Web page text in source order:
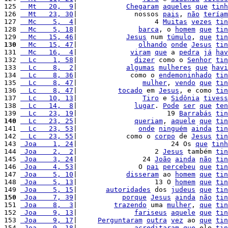
125
  Mt   20,  9
Chegaram aqueles que
126
  Mt   23, 30
|              nossos pais , não
127
  Mc    5,  4
|                   4 Muitas vezes
128
  Mc    5, 18
barca , o homem que
129
  Mc   15, 46
Jesus num túmulo , que
130
  Mc   15, 47
olhando onde Jesus
131
  Mc   16,  4
viram que a pedra já
132
  Lc    1, 58
dizer como o Senhor
133
  Lc    8,  2
algumas mulheres que
134
  Lc    8, 36
|             como o endemoninhado
135
  Lc    8, 47
mulher , vendo que
136
  Lc    8, 47
tocado em Jesus , e como
137
  Lc   10, 13
Tiro e Sidônia
138
  Lc   14,  8
lugar . Pode ser que
139
  Lc   23, 19
|                      19 Barrabás
140
  Lc   23, 25
queriam , aquele que
141
  Lc   23, 53
onde ninguém ainda
142
  Lc   23, 55
|            como o corpo de Jesus
143
Joa    1, 24 |                       24 Os que
144
Joa    2,  2 |                   2 Jesus também
145
Joa    3, 24 |                24 João ainda não
146
Joa    4, 53 |               O pai percebeu que
147
Joa    5, 10 disseram ao homem que
148
Joa    5, 13 |                   13 O homem que
149
Joa    5, 15 autoridades dos judeus que
150
Joa    7, 39 porque Jesus ainda não
151
Joa    8,  3 trazendo uma mulher , que
152
Joa    9, 13 fariseus aquele que
153
Joa    9, 17 Perguntaram outra vez ao que